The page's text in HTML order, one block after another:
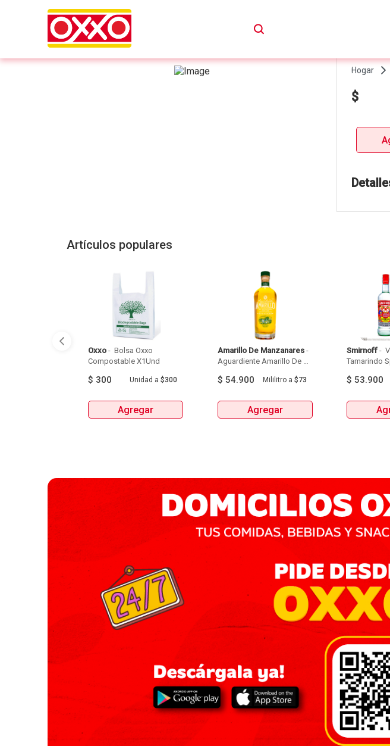
Hogar
$
Artículos populares
Oxxo - Bolsa Oxxo
$ 300 Unidad a $300
Agregar
Amarillo De Manzanares -
Aguardiente Amarillo De
$ 54.900 Mililitroa $73
Agregar
Smirnoff -
Tamarindo
$ 53.900